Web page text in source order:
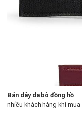
Bán dây da bò đồng hồ
nhiều khách hàng khi